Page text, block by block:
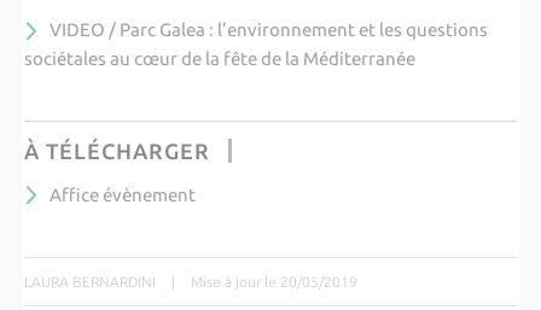
VIDEO / Parc Galea : l’environnement et les questions
sociétales au cœur de la fête de la Méditerranée
À TÉLÉCHARGER
Affice évènement
LAURA BERNARDINI Mise à jour le 20/05/2019